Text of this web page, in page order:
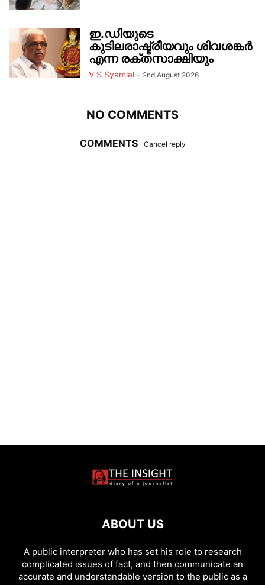
ഇ.ഡിയുടെ
കുടിലരാഷ്ട്രീയവും ശിവശങ്കർ
എന്ന രക്തസാക്ഷിയും
V S Syamlal - 2nd August 2026
NO COMMENTS
COMMENTS Cancel reply
ABOUT US
A public interpreter who has set his role to research
complicated issues of fact, and then communicate an
accurate and understandable version to the public as a